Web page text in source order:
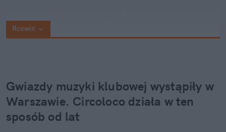
Rozwiń
Gwiazdy muzyki klubowej wystąpiły w
Warszawie. Circoloco działa w ten
sposób od lat